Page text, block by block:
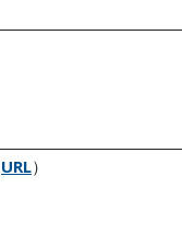
URL）